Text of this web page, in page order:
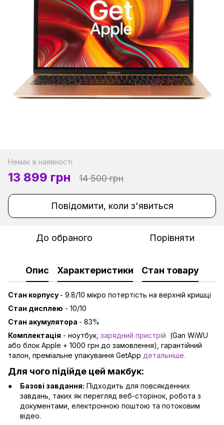
Немає в наявності
13 899 грн 14 500 грн
Повідомити, коли з'явиться
До обраного Порівняти
Опис Характеристики Стан товару
Стан корпусу - 9.8/10 мікро потертість на верхній кришці
Стан дисплею - 10/10
Стан акумулятора - 83%
Комплектація - ноутбук, зарядний пристрій (Gan WiWU
або блок Apple + 1000 грн до замовлення), гарантійний
талон, преміальне упакування GetApp детальніше.
Для чого підійде цей макбук:
Базові завдання: Підходить для повсякденних
завдань, таких як перегляд веб-сторінок, робота з
документами, електронною поштою та потоковим
відео.